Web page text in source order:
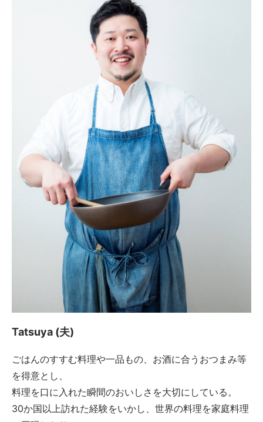
Tatsuya (夫)
ごはんのすすむ料理や一品もの、お酒に合うおつまみ等
を得意とし、
料理を口に入れた瞬間のおいしさを大切にしている。
30か国以上訪れた経験をいかし、世界の料理を家庭料理